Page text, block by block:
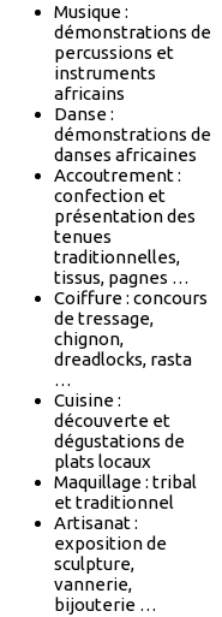
Musique :
démonstrations de
percussions et
instruments
africains
Danse :
démonstrations de
danses africaines
Accoutrement :
confection et
présentation des
tenues
traditionnelles,
tissus, pagnes …
Coiffure : concours
de tressage,
chignon,
dreadlocks, rasta
…
Cuisine :
découverte et
dégustations de
plats locaux
Maquillage : tribal
et traditionnel
Artisanat :
exposition de
sculpture,
vannerie,
bijouterie …